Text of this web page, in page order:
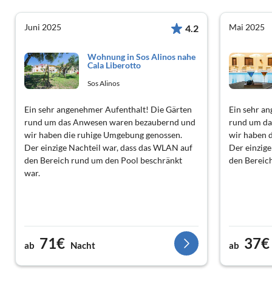
Juni 2025 4.2
Wohnung in Sos Alinos nahe
Cala Liberotto
Sos Alinos
Ein sehr angenehmer Aufenthalt! Die Gärten
rund um das Anwesen waren bezaubernd und
wir haben die ruhige Umgebung genossen.
Der einzige Nachteil war, dass das WLAN auf
den Bereich rund um den Pool beschränkt
war.
ab 71€ Nacht
Mai 2025
Ein sehr
rund um
wir haben
Der
den
ab 37€